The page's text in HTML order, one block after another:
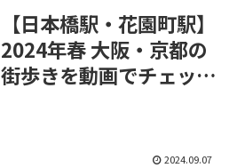
【日本橋駅・花園町駅】
2024年春 大阪・京都の
街歩きを動画でチェッ
2024.09.07